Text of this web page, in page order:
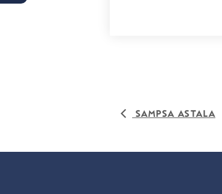
Sampsa Astala